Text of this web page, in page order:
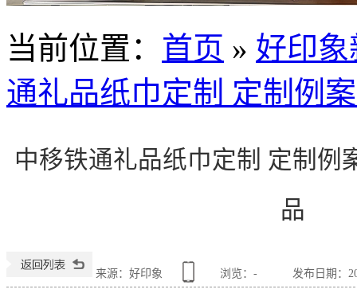
当前位置 ： 首页 » 好印
通礼品纸巾定制 定制例
中移铁通礼品纸巾定制 定制例
品
来源：好印象 浏览： - 发布日期：